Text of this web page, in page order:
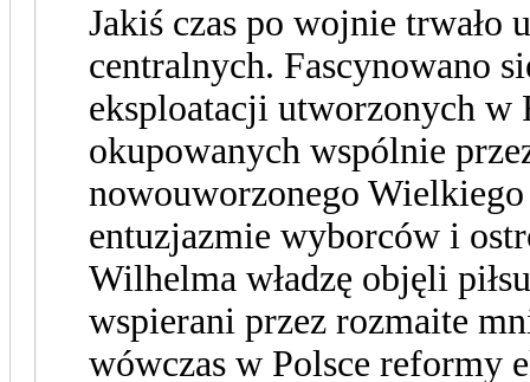
Jakiś czas po wojnie trwało
centralnych. Fascynowano
eksploatacji utworzonych
okupowanych wspólnie
nowouworzonego
entuzjazmie wyborców i
Wilhelma władzę objęli
wspierani przez rozmaite
wówczas w Polsce reformy